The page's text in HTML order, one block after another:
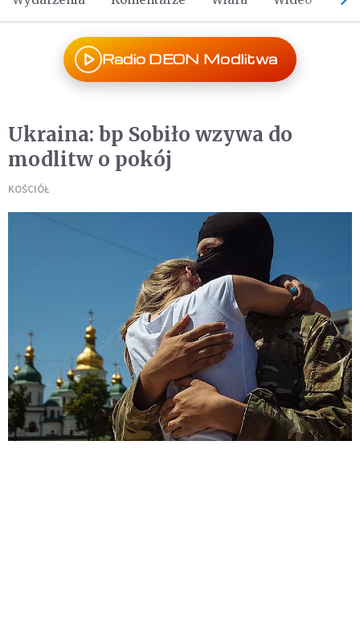
Radio DEON Modlitwa
Ukraina: bp Sobiło wzywa do
modlitw o pokój
KOŚCIÓŁ